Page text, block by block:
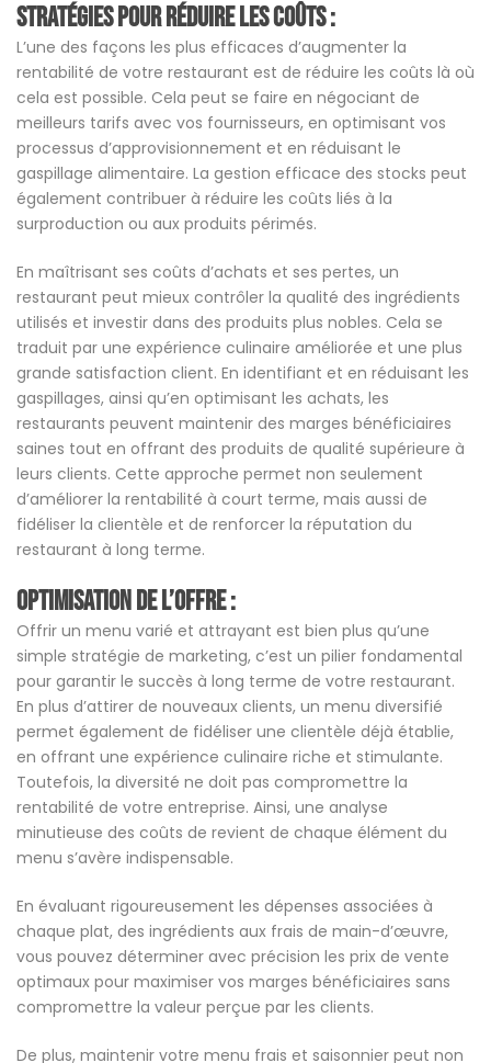
Stratégies pour réduire les coûts :
L’une des façons les plus efficaces d’augmenter la
rentabilité de votre restaurant est de réduire les coûts là où
cela est possible. Cela peut se faire en négociant de
meilleurs tarifs avec vos fournisseurs, en optimisant vos
processus d’approvisionnement et en réduisant le
gaspillage alimentaire. La gestion efficace des stocks peut
également contribuer à réduire les coûts liés à la
surproduction ou aux produits périmés.
En maîtrisant ses coûts d’achats et ses pertes, un
restaurant peut mieux contrôler la qualité des ingrédients
utilisés et investir dans des produits plus nobles. Cela se
traduit par une expérience culinaire améliorée et une plus
grande satisfaction client. En identifiant et en réduisant les
gaspillages, ainsi qu’en optimisant les achats, les
restaurants peuvent maintenir des marges bénéficiaires
saines tout en offrant des produits de qualité supérieure à
leurs clients. Cette approche permet non seulement
d’améliorer la rentabilité à court terme, mais aussi de
fidéliser la clientèle et de renforcer la réputation du
restaurant à long terme.
Optimisation de l’offre :
Offrir un menu varié et attrayant est bien plus qu’une
simple stratégie de marketing, c’est un pilier fondamental
pour garantir le succès à long terme de votre restaurant.
En plus d’attirer de nouveaux clients, un menu diversifié
permet également de fidéliser une clientèle déjà établie,
en offrant une expérience culinaire riche et stimulante.
Toutefois, la diversité ne doit pas compromettre la
rentabilité de votre entreprise. Ainsi, une analyse
minutieuse des coûts de revient de chaque élément du
menu s’avère indispensable.
En évaluant rigoureusement les dépenses associées à
chaque plat, des ingrédients aux frais de main-d’œuvre,
vous pouvez déterminer avec précision les prix de vente
optimaux pour maximiser vos marges bénéficiaires sans
compromettre la valeur perçue par les clients.
De plus, maintenir votre menu frais et saisonnier peut non